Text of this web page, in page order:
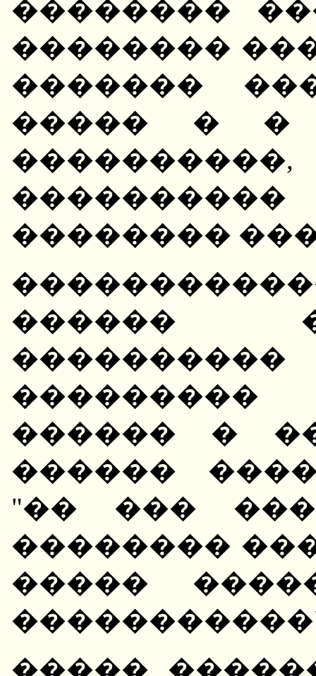
��������
��������
�������
����� � �
��������
������
����������
���������
������ �
������
"�� ���
��������
�����
�����